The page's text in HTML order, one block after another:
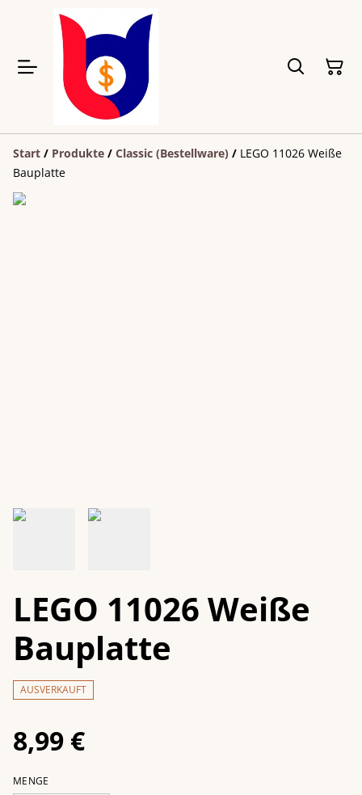
Start / Produkte / Classic (Bestellware) / LEGO 11026 Weiße
Bauplatte
LEGO 11026 Weiße
Bauplatte
AUSVERKAUFT
8,99 €
MENGE